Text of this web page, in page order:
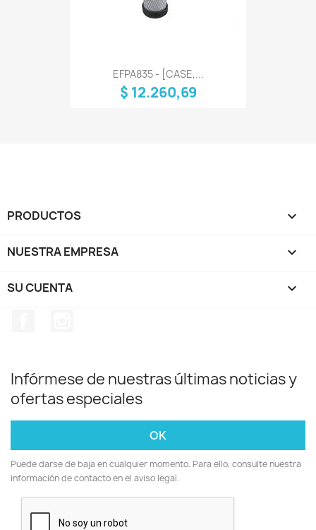
EFPA835 - [CASE,...
$ 12.260,69
PRODUCTOS 
NUESTRA EMPRESA 
SU CUENTA 
Infórmese de nuestras últimas noticias y
ofertas especiales
Puede darse de baja en cualquier momento. Para ello, consulte nuestra
información de contacto en el aviso legal.